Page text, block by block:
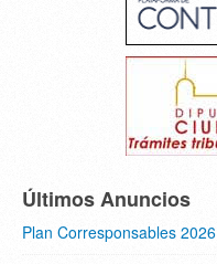
Últimos Anuncios
Plan Corresponsables 2026